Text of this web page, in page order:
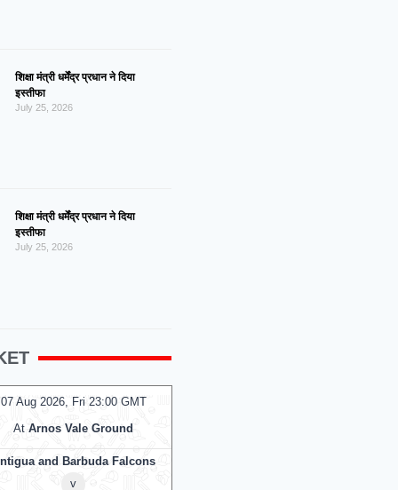
शिक्षा मंत्री धर्मेंद्र प्रधान ने दिया
इस्तीफा
July 25, 2026
शिक्षा मंत्री धर्मेंद्र प्रधान ने दिया
इस्तीफा
July 25, 2026
2026, Fri 23:00 GMT
Arnos Vale Ground
and Barbuda Falcons